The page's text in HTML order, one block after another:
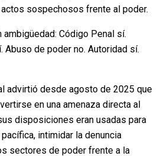
sospechosos frente al poder.
Código Penal sí.
Abuso de poder no. Autoridad sí.
advirtió desde agosto de 2025 que
en una amenaza directa al
disposiciones eran usadas para
intimidar la denuncia
sectores de poder frente a la